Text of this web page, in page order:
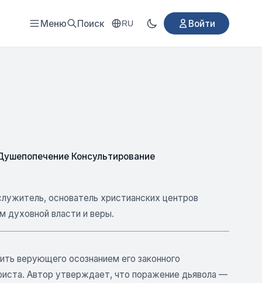
Меню Поиск RU Войти
Консультирование
основатель христианских центров
духовной власти и веры.
верующего осознанием его законного
Автор утверждает, что поражение дьявола —